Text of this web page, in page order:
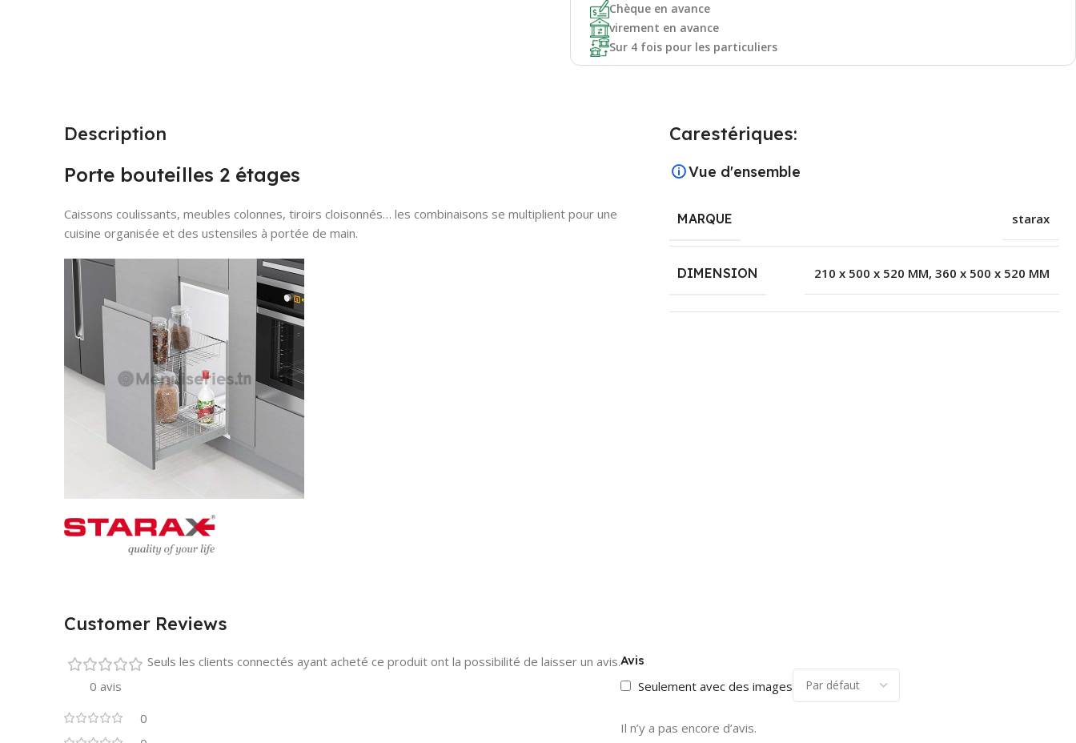
Chèque en avance
virement en avance
Sur 4 fois pour les particuliers
Description
Porte bouteilles 2 étages
Caissons coulissants, meubles colonnes, tiroirs cloisonnés… les combinaisons se multiplient pour une
cuisine organisée et des ustensiles à portée de main.
Carestériques:
Vue d'ensemble
MARQUE starax
DIMENSION 210 x 500 x 520 MM,360 x 500 x 520 MM
Customer Reviews
0 avis
0
Avis
Seulement avec des images
Il n’y a pas encore d’avis.
Seuls les clients connectés ayant acheté ce produit ont la possibilité de laisser un avis.